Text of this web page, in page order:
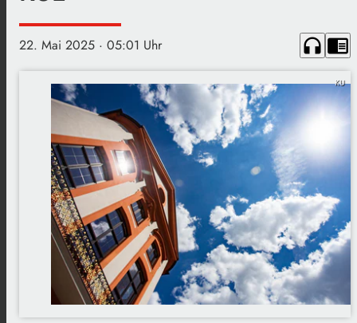
22. Mai 2025 · 05:01 Uhr headphones chrome_reader_mode
KU